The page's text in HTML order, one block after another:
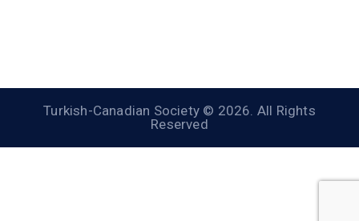
Turkish-Canadian Society © 2026. All Rights
Reserved